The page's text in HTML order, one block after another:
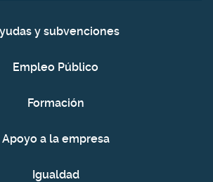
y subvenciones
Empleo Público
Formación
Apoyo a la empresa
Igualdad